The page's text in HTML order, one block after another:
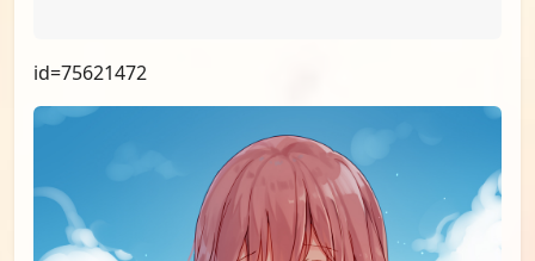
id=75938702